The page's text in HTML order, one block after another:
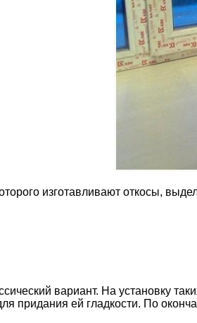
изготавливают откосы,
вариант. На установку
придания ей гладкости. По